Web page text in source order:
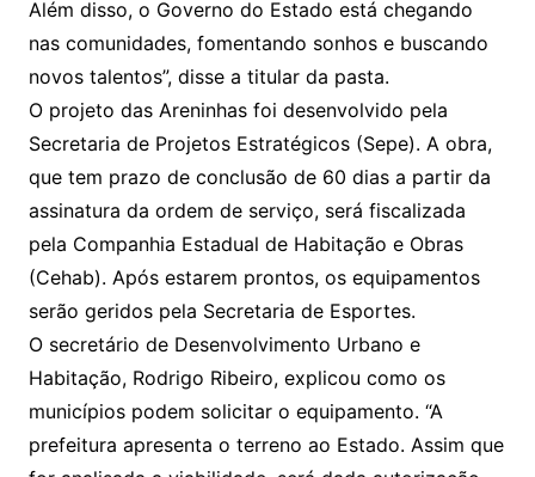
Além disso, o Governo do Estado está chegando
nas comunidades, fomentando sonhos e buscando
novos talentos”, disse a titular da pasta.
O projeto das Areninhas foi desenvolvido pela
Secretaria de Projetos Estratégicos (Sepe). A obra,
que tem prazo de conclusão de 60 dias a partir da
assinatura da ordem de serviço, será fiscalizada
pela Companhia Estadual de Habitação e Obras
(Cehab). Após estarem prontos, os equipamentos
serão geridos pela Secretaria de Esportes.
O secretário de Desenvolvimento Urbano e
Habitação, Rodrigo Ribeiro, explicou como os
municípios podem solicitar o equipamento. “A
prefeitura apresenta o terreno ao Estado. Assim que